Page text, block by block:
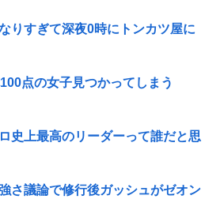
りすぎて深夜0時にトンカツ屋に
点の女子見つかってしまう
史上最高のリーダーって誰だと思
さ議論で修行後ガッシュがゼオン